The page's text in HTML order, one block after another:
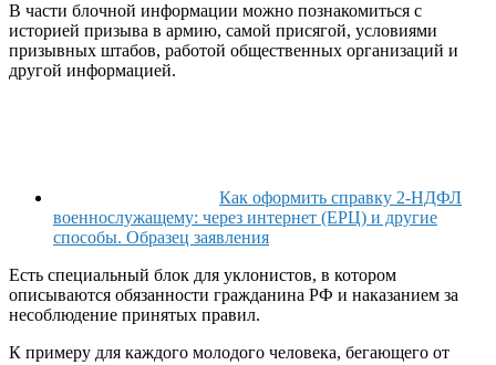
В части блочной информации можно познакомиться с
историей призыва в армию, самой присягой, условиями
призывных штабов, работой общественных организаций и
другой информацией.
Как оформить справку 2-НДФЛ
военнослужащему: через интернет (ЕРЦ) и другие
способы. Образец заявления
Есть специальный блок для уклонистов, в котором
описываются обязанности гражданина РФ и наказанием за
несоблюдение принятых правил.
К примеру для каждого молодого человека, бегающего от